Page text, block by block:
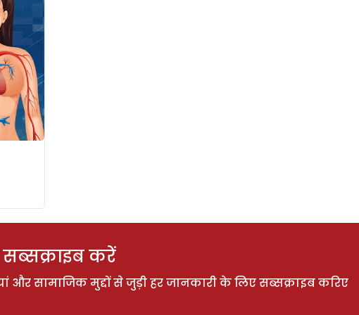
करें
और सामाजिक मुद्दों से जुड़ी हर जानकारी के लिए सब्सक्राइब करिए